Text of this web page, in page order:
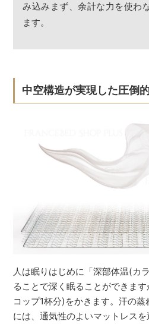
み込みまず、余計な力を使わ
ます。
中空構造が実現した圧倒
人は眠りはじめに「深部体温(カ
ることで深く眠ることができま
コップ1杯分)をかきます。汗の
には、通気性のよいマットレスを